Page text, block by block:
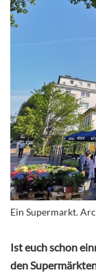
Ein Supermarkt.
Ist euch schon
den